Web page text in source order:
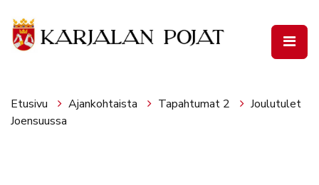
Etusivu Ajankohtaista Tapahtumat 2
Joulutulet
Joensuussa